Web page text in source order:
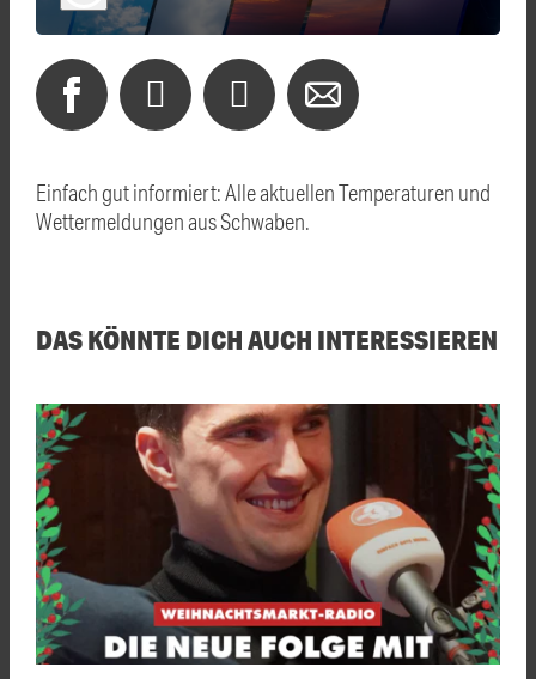
Einfach gut informiert: Alle aktuellen Temperaturen und
Wettermeldungen aus Schwaben.
DAS KÖNNTE DICH AUCH INTERESSIEREN